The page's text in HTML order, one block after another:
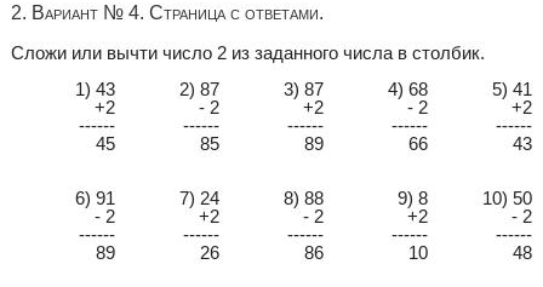
2. Вариант № 4. Страница с ответами.
Сложи или вычти число 2 из заданного числа в столбик.
1) 43
2) 87 3) 87 4) 68
5) 41
+2
- 2 +2 - 2
+2
------
------ ------ ------
------
45
85 89 66 43
6) 91 7) 24 8) 88 9) 8
10) 50
- 2
+2 - 2 +2
- 2
------
------ ------ ------
------
89
26 86 10 48